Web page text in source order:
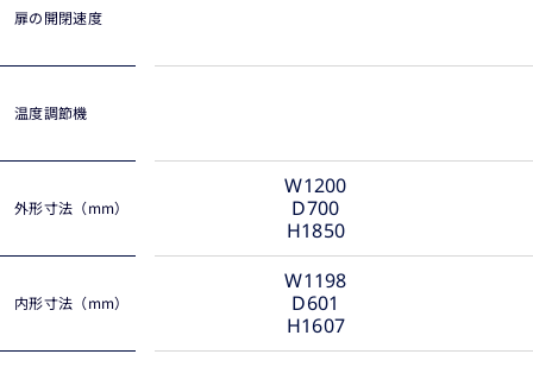
扉の開閉速度
温度調節機
外形寸法（mm）
W1200
D700
H1850
内形寸法（mm）
W1198
D601
H1607